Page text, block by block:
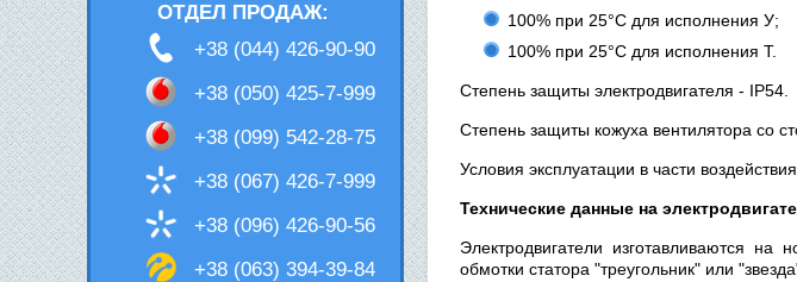
ОТДЕЛ ПРОДАЖ:
+38 (044) 426-90-90
+38 (050) 425-7-999
+38 (099) 542-28-75
+38 (067) 426-7-999
+38 (096) 426-90-56
+38 (063) 394-39-84
100% при 25°С для исполнения У;
100% при 25°С для исполнения Т.
Степень защиты электродвигателя - IР54.
Степень защиты кожуха вентилятора со
Условия эксплуатации в части
Технические данные на
Электродвигатели изготавливаются
обмотки статора "треугольник" или